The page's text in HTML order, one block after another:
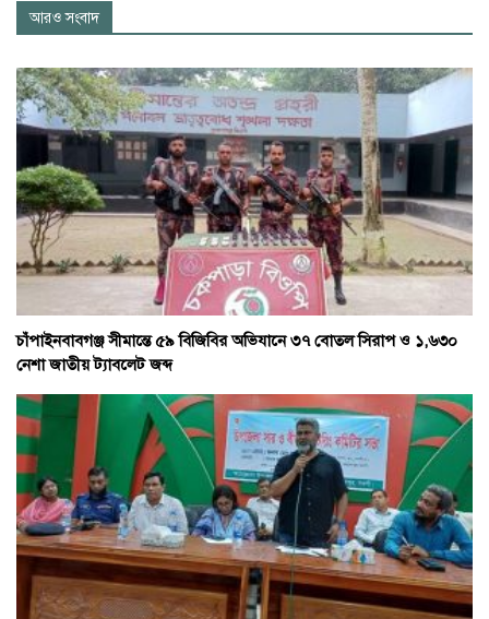
আরও সংবাদ
চাঁপাইনবাবগঞ্জ সীমান্তে ৫৯ বিজিবির অভিযানে ৩৭ বোতল সিরাপ ও ১,৬৩০
নেশা জাতীয় ট্যাবলেট জব্দ